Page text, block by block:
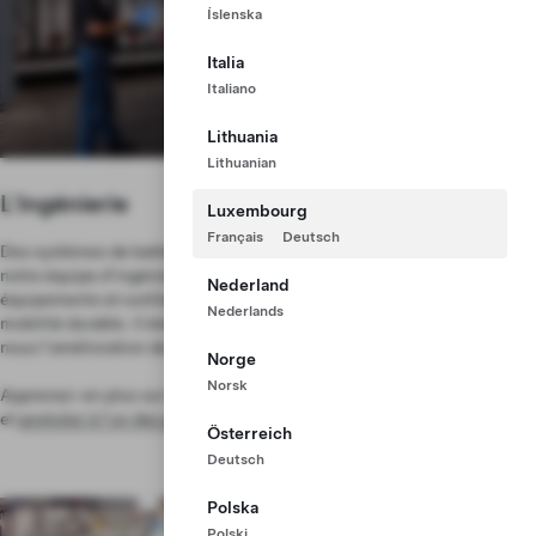
Íslenska
Italia
Italiano
Lithuania
Lithuanian
Luxembourg
Français Deutsch
Nederland
Nederlands
Norge
Norsk
Österreich
Deutsch
Polska
Des systèmes de batterie puissants aux technologies embarquées,
notre équipe d'ingénieurs développe de nouveaux processus,
équipements et outillages pour nous aider à façonner l'avenir de la
mobilité durable. Créez le prochain Cybertruck ou poursuivez avec
nous l'amélioration de notre gamme de véhicules actuelle.
Apprenez-en plus sur le développement des cellules de batterie Tesla
et
postulez à l'un des postes vacants
L'ingénierie